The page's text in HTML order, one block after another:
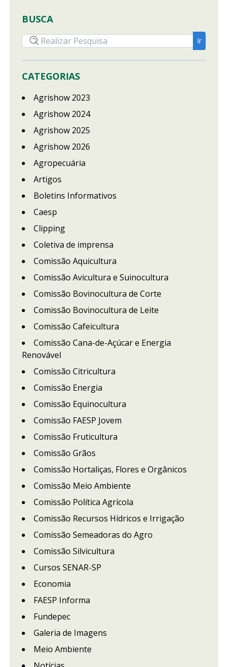
BUSCA
CATEGORIAS
Agrishow 2023
Agrishow 2024
Agrishow 2025
Agrishow 2026
Agropecuária
Artigos
Boletins Informativos
Caesp
Clipping
Coletiva de imprensa
Comissão Aquicultura
Comissão Avicultura e Suinocultura
Comissão Bovinocultura de Corte
Comissão Bovinocultura de Leite
Comissão Cafeicultura
Comissão Cana-de-Açúcar e Energia
Renovável
Comissão Citricultura
Comissão Energia
Comissão Equinocultura
Comissão FAESP Jovem
Comissão Fruticultura
Comissão Grãos
Comissão Hortaliças, Flores e Orgânicos
Comissão Meio Ambiente
Comissão Política Agrícola
Comissão Recursos Hídricos e Irrigação
Comissão Semeadoras do Agro
Comissão Silvicultura
Cursos SENAR-SP
Economia
FAESP Informa
Fundepec
Galeria de Imagens
Meio Ambiente